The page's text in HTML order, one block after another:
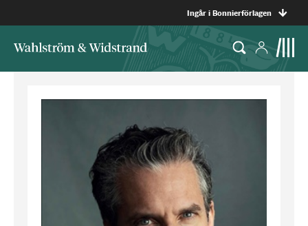
Ingår i Bonnierförlagen